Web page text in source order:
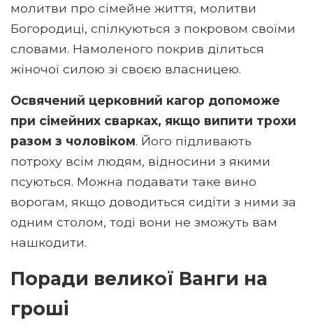
молитви про сімейне життя, молитви
Богородиці, спілкуються з покровом своїми
словами. Намоленого покрив ділиться
жіночої силою зі своєю власницею.
Освячений церковний кагор допоможе
при сімейних сварках, якщо випити трохи
разом з чоловіком. Його підливають
потроху всім людям, відносини з якими
псуються. Можна подавати таке вино
ворогам, якщо доводиться сидіти з ними за
одним столом, тоді вони не зможуть вам
нашкодити.
Поради великої Ванги на
гроші